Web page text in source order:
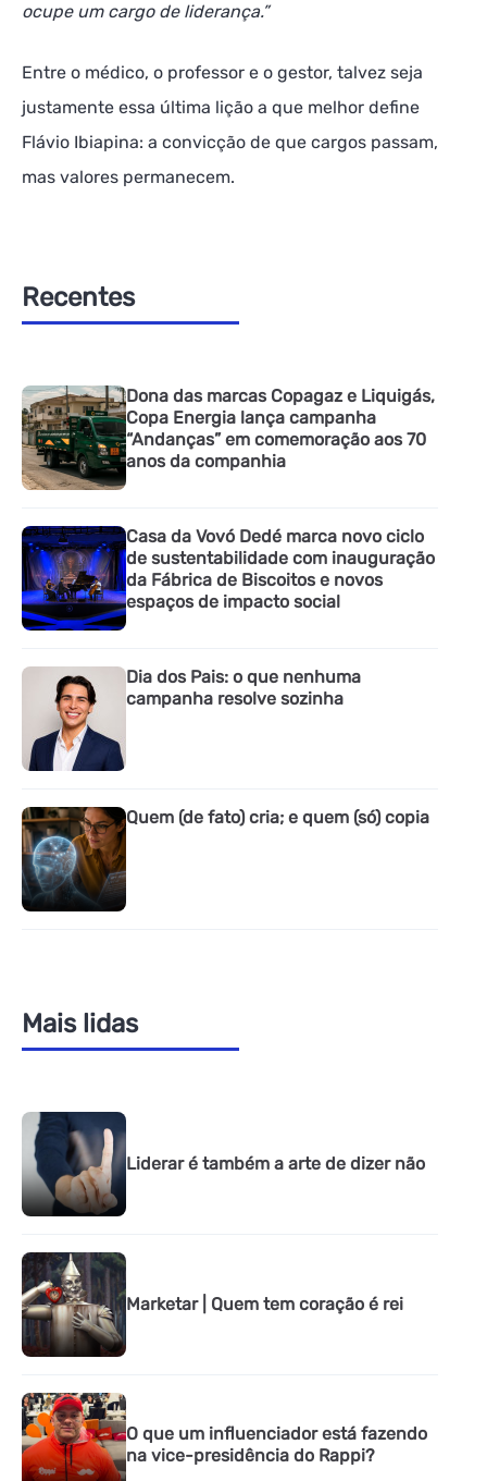
ocupe um cargo de liderança.”
Entre o médico, o professor e o gestor, talvez seja
justamente essa última lição a que melhor define
Flávio Ibiapina: a convicção de que cargos passam,
mas valores permanecem.
Recentes
Dona das marcas Copagaz e Liquigás,
Copa Energia lança campanha
“Andanças” em comemoração aos 70
anos da companhia
Casa da Vovó Dedé marca novo ciclo
de sustentabilidade com inauguração
da Fábrica de Biscoitos e novos
espaços de impacto social
Dia dos Pais: o que nenhuma
campanha resolve sozinha
Quem (de fato) cria; e quem (só) copia
Mais lidas
Liderar é também a arte de dizer não
Marketar | Quem tem coração é rei
O que um influenciador está fazendo
na vice-presidência do Rappi?